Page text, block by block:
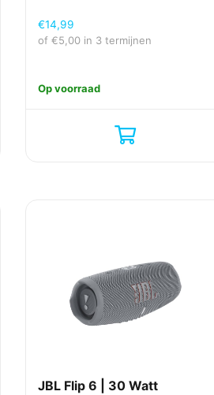
€14,99
of€5,00 in 3 termijnen
Op voorraad
JBL Flip 6 | 30 Watt